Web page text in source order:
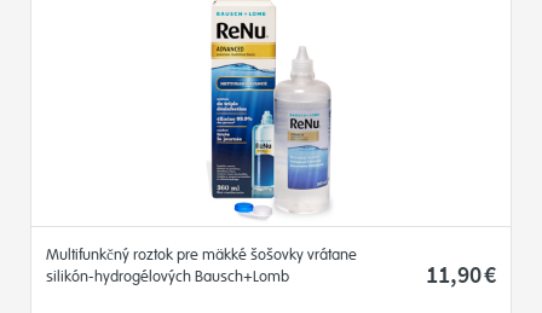
Multifunkčný roztok pre mäkké šošovky vrátane
silikón-hydrogélových Bausch+Lomb
11,90€